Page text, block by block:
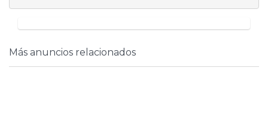
Más anuncios relacionados